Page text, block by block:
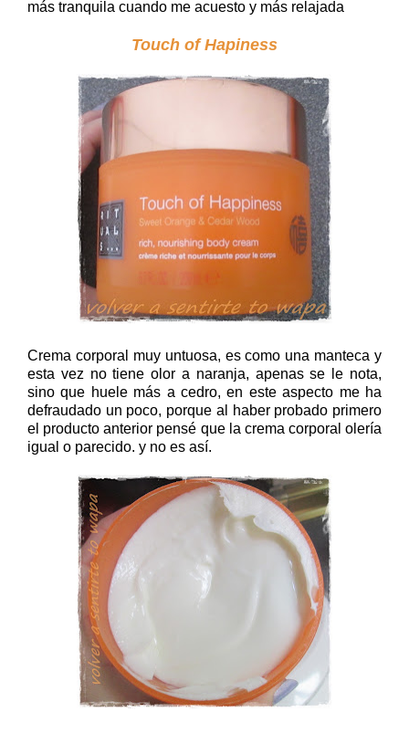
más tranquila cuando me acuesto y más relajada
Touch of Hapiness
Crema corporal muy untuosa, es como una manteca y
esta vez no tiene olor a naranja, apenas se le nota,
sino que huele más a cedro, en este aspecto me ha
defraudado un poco, porque al haber probado primero
el producto anterior pensé que la crema corporal olería
igual o parecido. y no es así.